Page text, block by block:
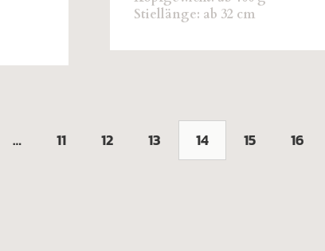
Stiellänge: ab 32 cm
… 11 12 13 14 15 16